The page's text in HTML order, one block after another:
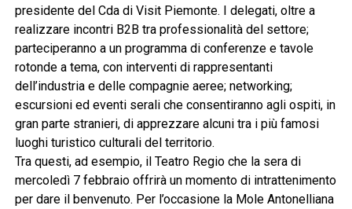
presidente del Cda di Visit Piemonte. I delegati, oltre a
realizzare incontri B2B tra professionalità del settore;
parteciperanno a un programma di conferenze e tavole
rotonde a tema, con interventi di rappresentanti
dell’industria e delle compagnie aeree; networking;
escursioni ed eventi serali che consentiranno agli ospiti, in
gran parte stranieri, di apprezzare alcuni tra i più famosi
luoghi turistico culturali del territorio.
Tra questi, ad esempio, il Teatro Regio che la sera di
mercoledì 7 febbraio offrirà un momento di intrattenimento
per dare il benvenuto. Per l’occasione la Mole Antonelliana